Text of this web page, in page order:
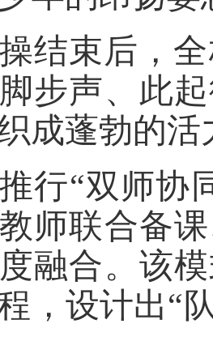
结束后，
步声、 此
成蓬勃的活
推行“双师协
师联合备
融合。该
，设计出“